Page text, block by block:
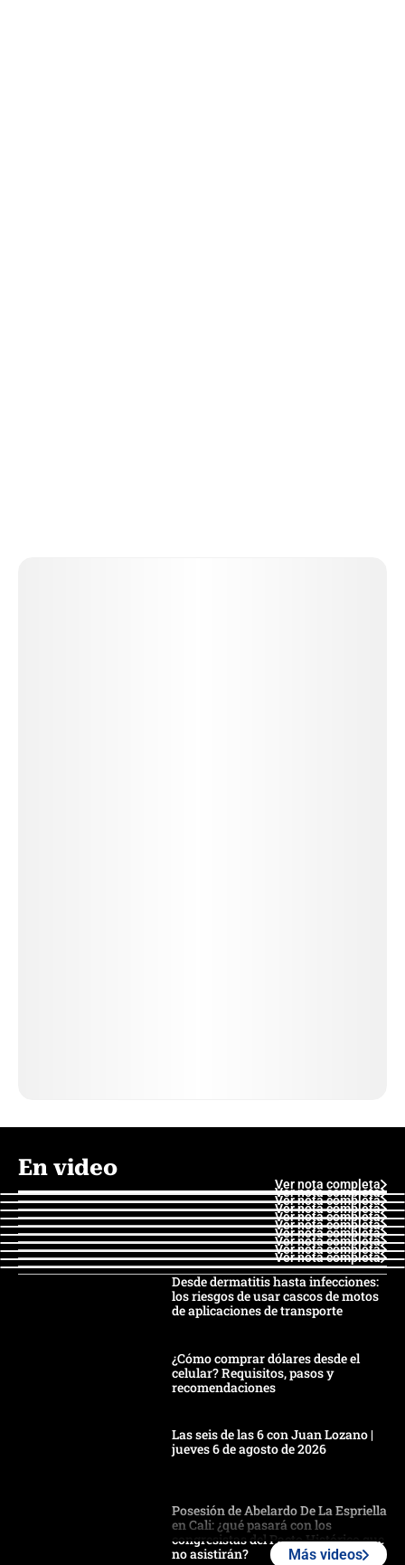
En video
Ver nota completa
Ver nota completa
Ver nota completa
Ver nota completa
Ver nota completa
Ver nota completa
Ver nota completa
Ver nota completa
Ver nota completa
Ver nota completa
Desde dermatitis hasta infecciones:
los riesgos de usar cascos de motos
de aplicaciones de transporte
¿Cómo comprar dólares desde el
celular? Requisitos, pasos y
recomendaciones
Las seis de las 6 con Juan Lozano |
jueves 6 de agosto de 2026
Posesión de Abelardo De La Espriella
en Cali: ¿qué pasará con los
congresistas del Pacto Histórico que
no asistirán?
Más videos